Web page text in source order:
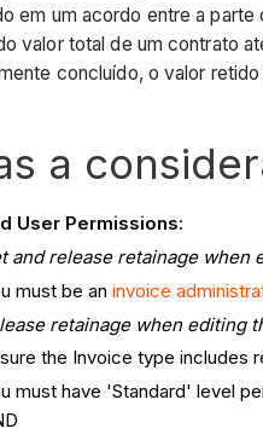
em um acordo entre a
valor total de um contrato
concluído, o valor
a
User Permissions:
and release retainage
must be an invoice
retainage when
the Invoice type includes
must have 'Standard' level